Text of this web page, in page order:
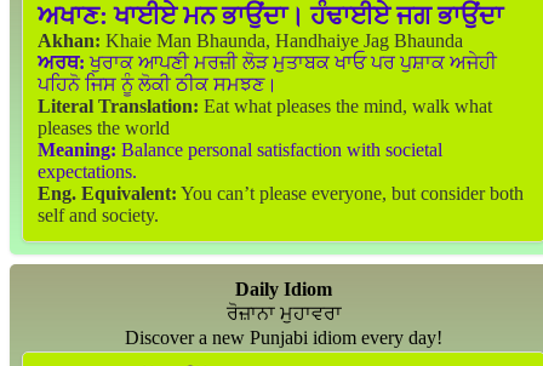
ਅਖਾਣ: ਖਾਈਏ ਮਨ ਭਾਉਂਦਾ। ਹੰਢਾਈਏ ਜਗ ਭਾਉਂਦਾ
Akhan: Khaie Man Bhaunda, Handhaiye Jag Bhaunda
ਅਰਥ: ਖੁਰਾਕ ਆਪਣੀ ਮਰਜ਼ੀ ਲੋੜ ਮੁਤਾਬਕ ਖਾਓ ਪਰ ਪੁਸ਼ਾਕ ਅਜੇਹੀ
ਪਹਿਨੋ ਜਿਸ ਨੂੰ ਲੋਕੀ ਠੀਕ ਸਮਝਣ।
Literal Translation: Eat what pleases the mind, walk what
pleases the world
Meaning: Balance personal satisfaction with societal
expectations.
Eng. Equivalent: You can’t please everyone, but consider both
self and society.
Daily Idiom
ਰੋਜ਼ਾਨਾ ਮੁਹਾਵਰਾ
Discover a new Punjabi idiom every day!